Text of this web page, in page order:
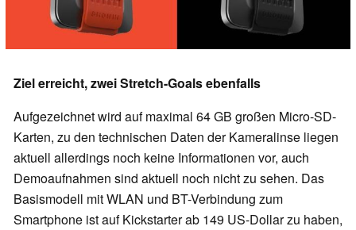
Ziel erreicht, zwei Stretch-Goals ebenfalls
Aufgezeichnet wird auf maximal 64 GB großen Micro-SD-
Karten, zu den technischen Daten der Kameralinse liegen
aktuell allerdings noch keine Informationen vor, auch
Demoaufnahmen sind aktuell noch nicht zu sehen. Das
Basismodell mit WLAN und BT-Verbindung zum
Smartphone ist auf Kickstarter ab 149 US-Dollar zu haben,